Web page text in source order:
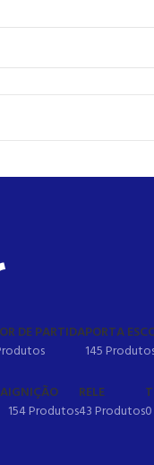
DE PARTIDAPORTA
145
IGNIÇÃO
154 Produtos
RELE
43 Produtos